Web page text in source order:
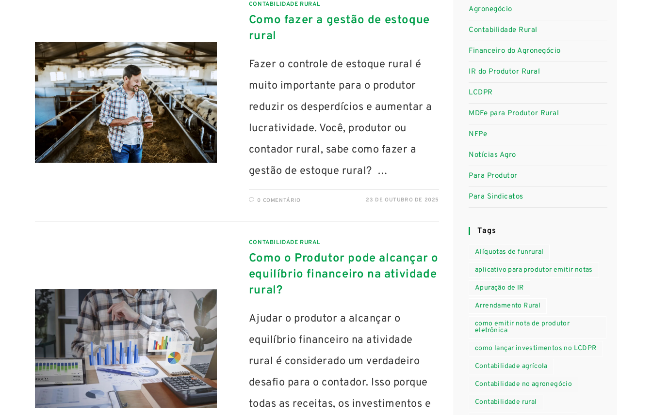
CONTABILIDADE RURAL
Como fazer a gestão de estoque
rural
Fazer o controle de estoque rural é
muito importante para o produtor
reduzir os desperdícios e aumentar a
lucratividade. Você, produtor ou
contador rural, sabe como fazer a
gestão de estoque rural? …
0 COMENTÁRIO 23 DE OUTUBRO DE 2025
CONTABILIDADE RURAL
Como o Produtor pode alcançar o
equilíbrio financeiro na atividade
rural?
Ajudar o produtor a alcançar o
equilíbrio financeiro na atividade
rural é considerado um verdadeiro
desafio para o contador. Isso porque
todas as receitas, os investimentos e
Agronegócio
Contabilidade Rural
Financeiro do Agronegócio
IR do Produtor Rural
LCDPR
MDFe para Produtor Rural
NFPe
Notícias Agro
Para Produtor
Para Sindicatos
Tags
Alíquotas de funrural
aplicativo para produtor emitir notas
Apuração de IR
Arrendamento Rural
como emitir nota de produtor
eletrônica
como lançar investimentos no LCDPR
Contabilidade agrícola
Contabilidade no agronegócio
Contabilidade rural